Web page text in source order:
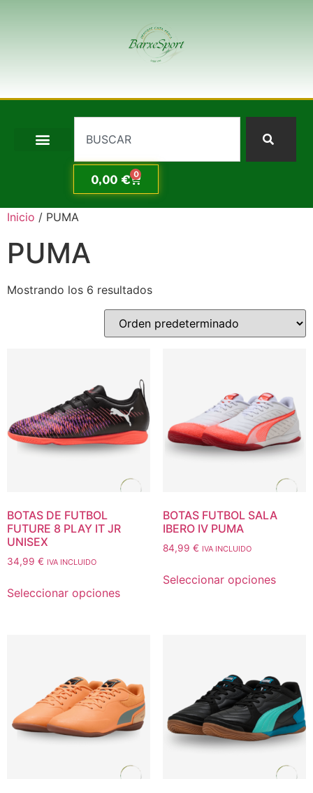
0,00€ 0
Inicio / PUMA
PUMA
Mostrando los 6 resultados
BOTAS DE FUTBOL
FUTURE 8 PLAY IT JR
UNISEX
34,99 € IVA INCLUIDO
Seleccionar opciones
BOTAS FUTBOL SALA
IBERO IV PUMA
84,99 € IVA INCLUIDO
Seleccionar opciones